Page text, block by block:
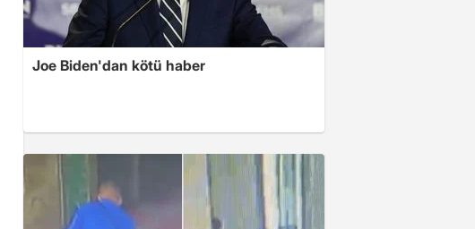
Joe Biden'dan kötü haber